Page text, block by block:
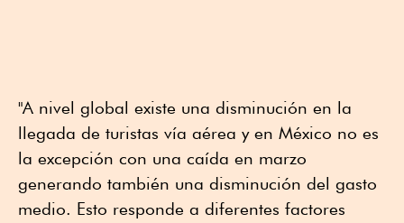
"A nivel global existe una disminución en la
llegada de turistas vía aérea y en México no es
la excepción con una caída en marzo
generando también una disminución del gasto
medio. Esto responde a diferentes factores